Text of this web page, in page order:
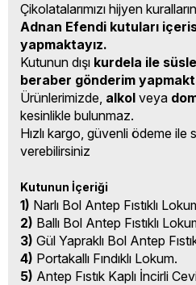
Çikolatalarımızı hijyen
Adnan Efendi kutuları
yapmaktayız.
Kutunun dışı kurdela ile
beraber gönderim
Ürünlerimizde, alkol veya
kesinlikle bulunmaz.
Hızlı kargo, güvenli ödeme ile
verebilirsiniz
Kutunun İçeriği
1) Narlı Bol Antep Fıstıklı
2) Ballı Bol Antep Fıstıklı
3) Gül Yapraklı Bol Antep
4) Portakallı Fındıklı Lokum.
5) Antep Fıstık Kaplı İncirli